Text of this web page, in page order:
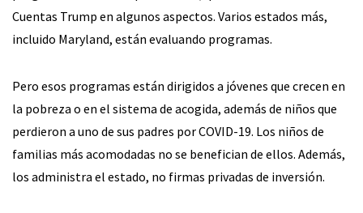
Cuentas Trump en algunos aspectos. Varios estados más,
incluido Maryland, están evaluando programas.
Pero esos programas están dirigidos a jóvenes que crecen en
la pobreza o en el sistema de acogida, además de niños que
perdieron a uno de sus padres por COVID-19. Los niños de
familias más acomodadas no se benefician de ellos. Además,
los administra el estado, no firmas privadas de inversión.